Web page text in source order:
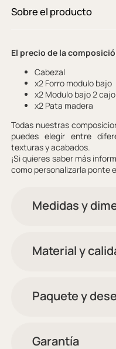
Sobre el producto
El precio de la
Cabezal
x2 Forro modulo bajo
x2 Modulo bajo 2
x2 Pata madera
Todas nuestras
puedes elegir entre
texturas y acabados.
¡Si quieres saber más
como personalizarla ponte
Medidas y
Material y
Paquete y
Garantía